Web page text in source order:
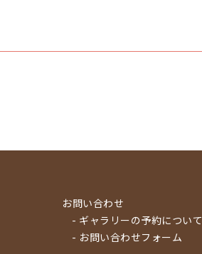
お問い合わせ
- ギャラリーの予約について
- お問い合わせフォーム